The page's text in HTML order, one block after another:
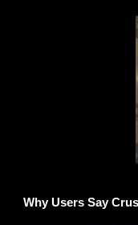
Why Users Say